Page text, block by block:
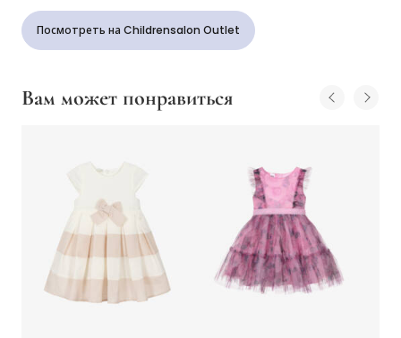
Посмотреть на Childrensalon Outlet
Вам может понравиться